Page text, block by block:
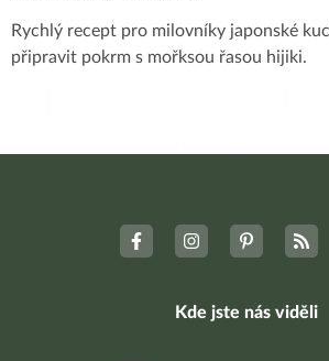
Rychlý recept pro milovníky japonské
připravit pokrm s mořksou řasou hijiki.
Kde jste nás viděli